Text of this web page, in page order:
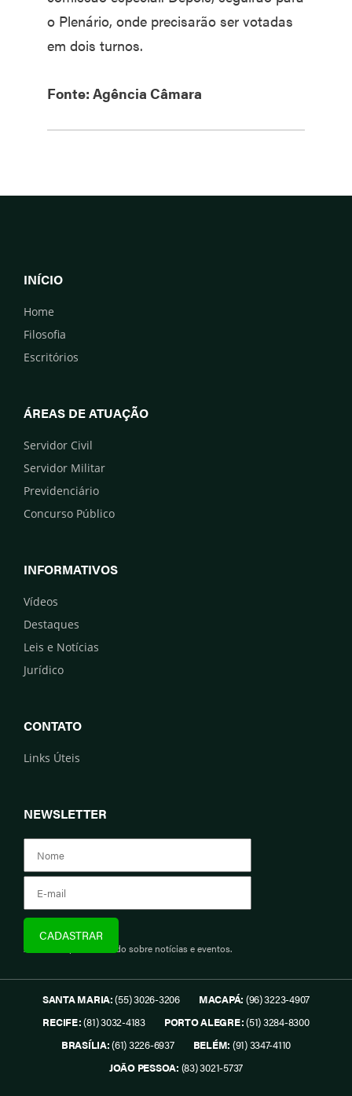
o Plenário, onde precisarão ser votadas
em dois turnos.
Fonte: Agência Câmara
INÍCIO
Home
Filosofia
Escritórios
ÁREAS DE ATUAÇÃO
Servidor Civil
Servidor Militar
Previdenciário
Concurso Público
INFORMATIVOS
Vídeos
Destaques
Leis e Notícias
Jurídico
CONTATO
Links Úteis
NEWSLETTER
Assine e fique informado sobre notícias e eventos.
SANTA MARIA:(55) 3026-3206 MACAPÁ: (96) 3223-4907
RECIFE:(81) 3032-4183 PORTO ALEGRE:(51) 3284-8300
BRASÍLIA:(61) 3226-6937 BELÉM: (91) 3347-4110
JOÃO PESSOA: (83) 3021-5737